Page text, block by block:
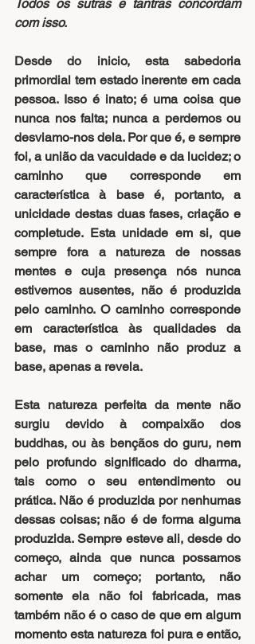
Todos os sutras e tantras concordam
com isso.
Desde do inicio, esta sabedoria
primordial tem estado inerente em cada
pessoa. Isso é inato; é uma coisa que
nunca nos falta; nunca a perdemos ou
desviamo-nos dela. Por que é, e sempre
foi, a união da vacuidade e da lucidez; o
caminho que corresponde em
característica à base é, portanto, a
unicidade destas duas fases, criação e
completude. Esta unidade em si, que
sempre fora a natureza de nossas
mentes e cuja presença nós nunca
estivemos ausentes, não é produzida
pelo caminho. O caminho corresponde
em característica às qualidades da
base, mas o caminho não produz a
base, apenas a revela.
Esta natureza perfeita da mente não
surgiu devido à compaixão dos
buddhas, ou às bençãos do guru, nem
pelo profundo significado do dharma,
tais como o seu entendimento ou
prática. Não é produzida por nenhumas
dessas coisas; não é de forma alguma
produzida. Sempre esteve ali, desde do
começo, ainda que nunca possamos
achar um começo; portanto, não
somente ela não foi fabricada, mas
também não é o caso de que em algum
momento esta natureza foi pura e então,